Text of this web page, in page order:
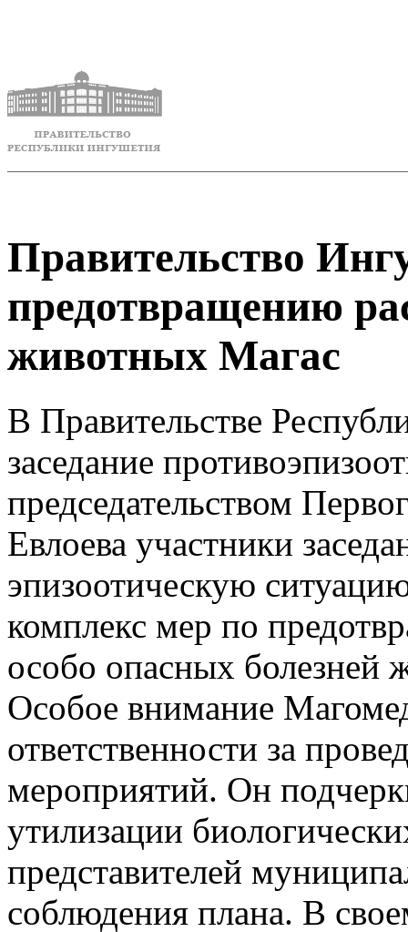
Правительство
предотвращению
животных Магас
В Правительстве
заседание
председательством
Евлоева участники
эпизоотическую
комплекс мер по
особо опасных болезней
Особое внимание
ответственности за
мероприятий. Он
утилизации
представителей
соблюдения плана. В